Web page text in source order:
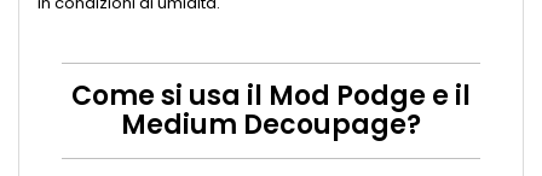
Come si usa il Mod Podge e il
Medium Decoupage?